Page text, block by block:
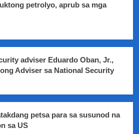
petrolyo, aprub sa mga
adviser Eduardo Oban, Jr.,
Adviser sa National Security
petsa para sa susunod na
sa US